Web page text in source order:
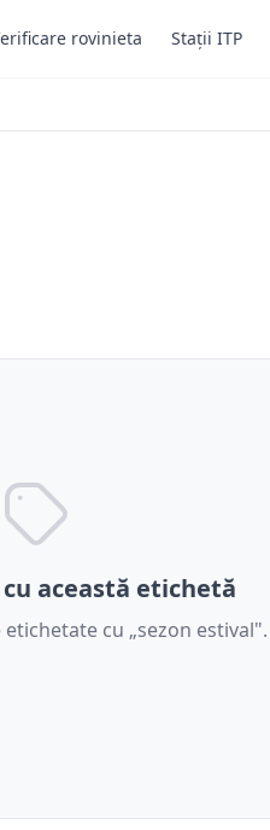
rovinieta Stații ITP
această etichetă
cu „sezon estival".